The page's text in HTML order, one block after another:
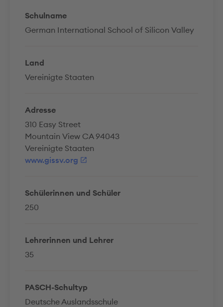
Schulname
German International School of Silicon Valley
Land
Vereinigte Staaten
Adresse
310 Easy Street
Mountain View CA 94043
Vereinigte Staaten
www.gissv.org
Schülerinnen und Schüler
250
Lehrerinnen und Lehrer
35
PASCH-Schultyp
Deutsche Auslandsschule